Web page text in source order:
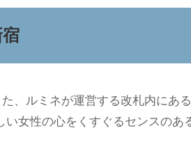
、ルミネが運営する改札内にあ
い女性の心をくすぐるセンスの